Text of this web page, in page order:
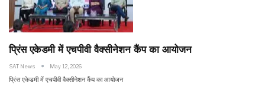
प्रिंस एकेडमी में एचपीवी वैक्सीनेशन कैंप का आयोजन
SAT News May 12, 2026
प्रिंस एकेडमी में एचपीवी वैक्सीनेशन कैंप का आयोजन